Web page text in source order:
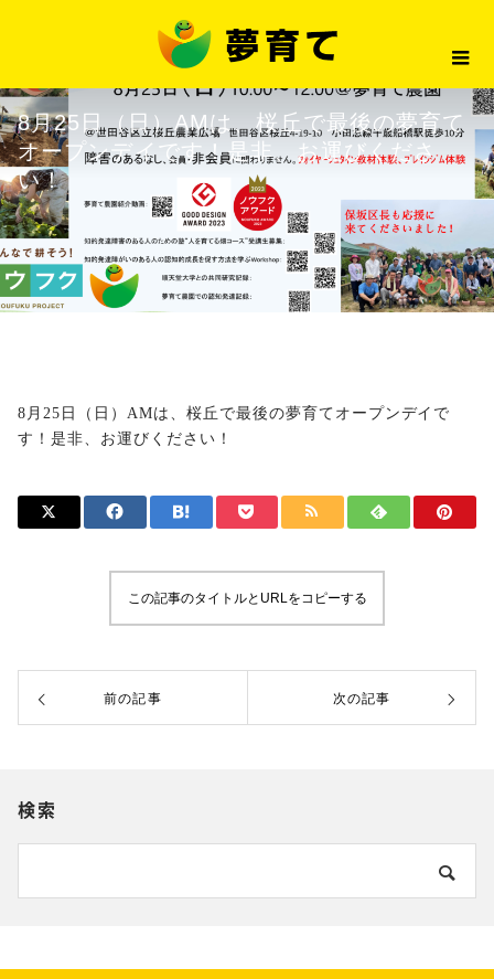
最新情報
最新情報
8月25日（日）AMは、桜丘で最後の夢育て
オープンデイです！是非、お運びくださ
い！
8月25日（日）AMは、桜丘で最後の夢育てオープンデイで
す！是非、お運びください！
この記事のタイトルとURLをコピーする
前の記事 次の記事
検索